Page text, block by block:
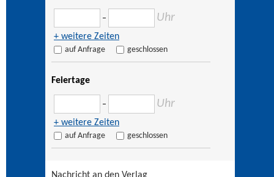
– Uhr
+ weitere Zeiten
auf Anfrage geschlossen
Feiertage
– Uhr
+ weitere Zeiten
auf Anfrage geschlossen